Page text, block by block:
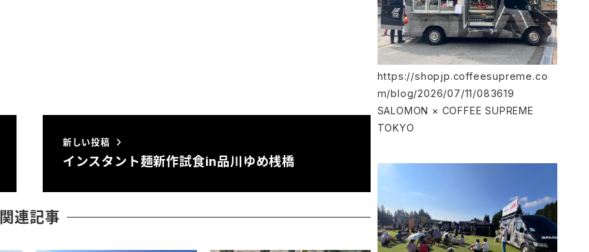
新しい投稿
インスタント麺新作試食in品川ゆめ桟橋
関連記事
SALOMON × COFFEE SUPREME
TOKYO
https://shopjp.coffeesupreme.co
m/blog/2026/07/11/083619